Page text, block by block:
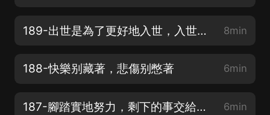
189-出世是為了更好地入世，入世是為了更好地出世 8min
188-快樂别藏著，悲傷别憋著 6min
187-腳踏實地努力，剩下的事交給上天決定 6min